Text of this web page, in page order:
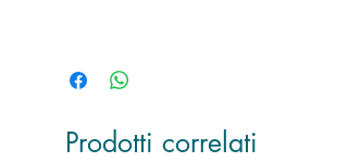
Prodotti correlati